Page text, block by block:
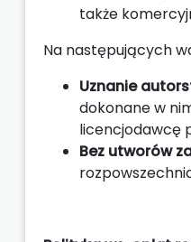
także
Na następujących
Uznanie
dokonane w
licencjodawcę
Bez utworów